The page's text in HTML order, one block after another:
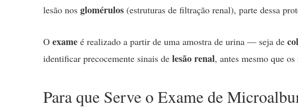
lesão nos glomérulos (estruturas de filtração renal), parte dessa
O exame é realizado a partir de uma amostra de urina — seja de
identificar precocemente sinais de lesão renal, antes mesmo que
Para que Serve o Exame de